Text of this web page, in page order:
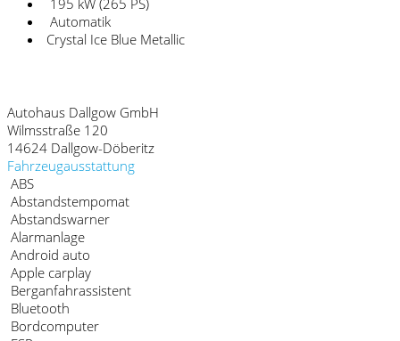
195 kW (265 PS)
Automatik
Crystal Ice Blue Metallic
Autohaus Dallgow GmbH
Wilmsstraße 120
14624 Dallgow-Döberitz
Fahrzeugausstattung
ABS
Abstandstempomat
Abstandswarner
Alarmanlage
Android auto
Apple carplay
Berganfahrassistent
Bluetooth
Bordcomputer